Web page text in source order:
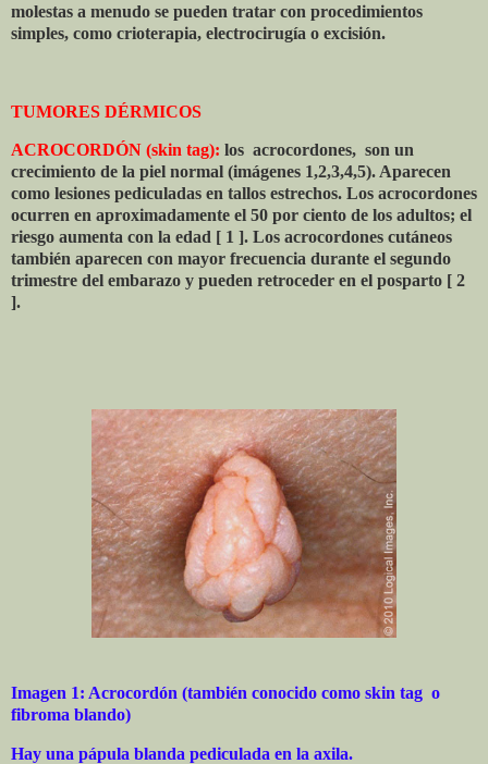
molestas a menudo se pueden tratar con procedimientos
simples, como crioterapia, electrocirugía o excisión.
TUMORES DÉRMICOS
ACROCORDÓN (skin tag): los acrocordones, son un
crecimiento de la piel normal (imágenes 1,2,3,4,5). Aparecen
como lesiones pediculadas en tallos estrechos. Los acrocordones
ocurren en aproximadamente el 50 por ciento de los adultos; el
riesgo aumenta con la edad [ 1 ]. Los acrocordones cutáneos
también aparecen con mayor frecuencia durante el segundo
trimestre del embarazo y pueden retroceder en el posparto [ 2
].
Imagen 1: Acrocordón (también conocido como skin tag o
fibroma blando)
Hay una pápula blanda pediculada en la axila.